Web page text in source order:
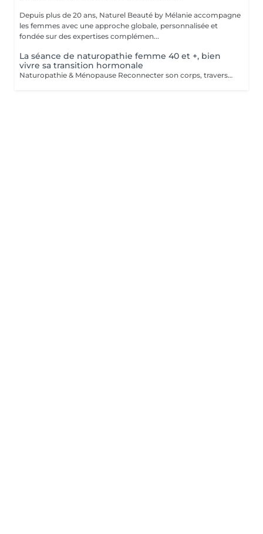
Depuis plus de 20 ans, Naturel Beauté by Mélanie accompagne
les femmes avec une approche globale, personnalisée et
fondée sur des expertises complémen...
La séance de naturopathie femme 40 et +, bien
vivre sa transition hormonale
Naturopathie & Ménopause Reconnecter son corps, traverser en conscience Accompagner le corps, apaiser l'esprit, honorer cette nouvelle étape. La ménopause n'est pas une fin, c'est une transition. Un changement profond, parfois déstabilisant, mais aussi une occasion de renouer avec soi-même, de se recentrer sur ses besoins, son énergie, son rythme. Je vous propose un accompagnement global, doux et naturel, basé sur la naturopathie, l'écoute et des outils de mieux-être adaptés à votre histoire. Un accompagnement global et sur-mesure Chaque femme vit cette période différemment. C'est pourquoi mon accompagnement prend en compte : - Vos symptômes physiques (bouffées de chaleur, prise de poids, troubles du sommeil, sécheresse, fatigue) - Vos émotions (irritabilité, anxiété, perte de repères, tristesse) - Vos besoins profonds (équilibre hormonal, bien-être digestif, gestion du stress, ancrage, acceptation de soi) Mon approche mêle : - Bilan de vitalité naturopathique - Conseils alimentaires doux et respectueux - Soutien par les plantes (phyto, gemmo, huiles essentielles) - Exercices de respiration, relaxation, ancrage - Suggestions de rituels et routines bien-être simples à intégrer au quotidien Une femme ménopausée est une femme puissante Ce n'est pas un déclin, c'est une renaissance, un changement de saison intérieure. Mon rôle est de vous aider à vivre cette étape avec sérénité, clarté et vitalité, en respectant vos besoins, vos rythmes, votre unicité. Offrez-vous un accompagnement bienveillant et naturel. Je vous propose un bilan initial suivi de séances régulières ou ponctuelles, selon votre rythme et vos objectifs. > Contactez-moi pour échanger librement autour de vos besoins ou pour réserver une première rencontre.